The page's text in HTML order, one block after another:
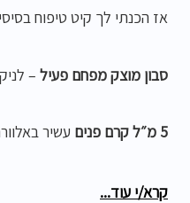
אז הכנתי לך קיט טיפוח
סבון מוצק מפחם פעיל –
5 מ״ל קרם פנים עשיר
שמפו טבעי
קרא/י עוד...